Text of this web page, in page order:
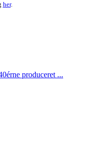
her.
produceret ...